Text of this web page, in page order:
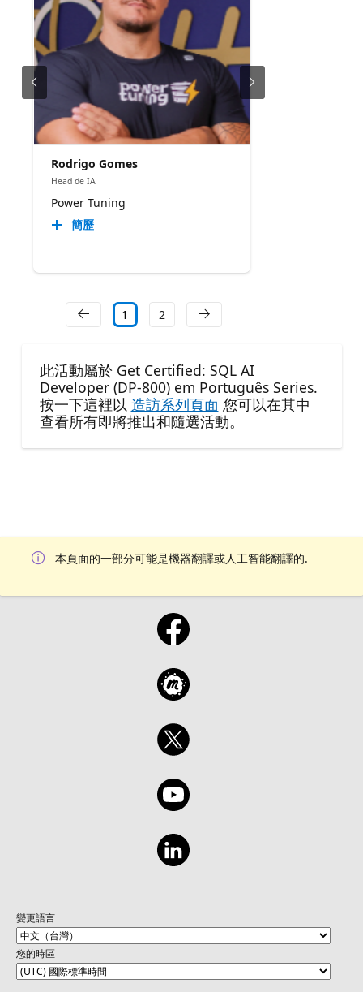
Rodrigo Gomes
Head de IA
Power Tuning
簡歷
1 2
此活動屬於 Get Certified: SQL AI
Developer (DP-800) em Português Series.
按一下這裡以 造訪系列頁面您可以在其中
查看所有即將推出和隨選活動。
本頁面的一部分可能是機器翻譯或人工智能翻譯的.
變更語言
您的時區